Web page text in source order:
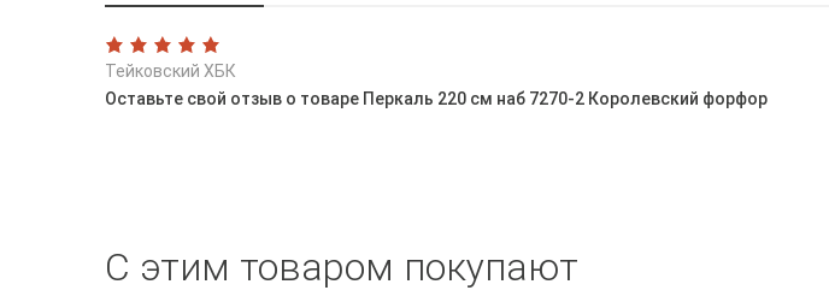
Тейковский ХБК
Оставьте свой отзыв о товаре Перкаль 220 см наб 7270-2 Королевский форфор
С этим товаром покупают